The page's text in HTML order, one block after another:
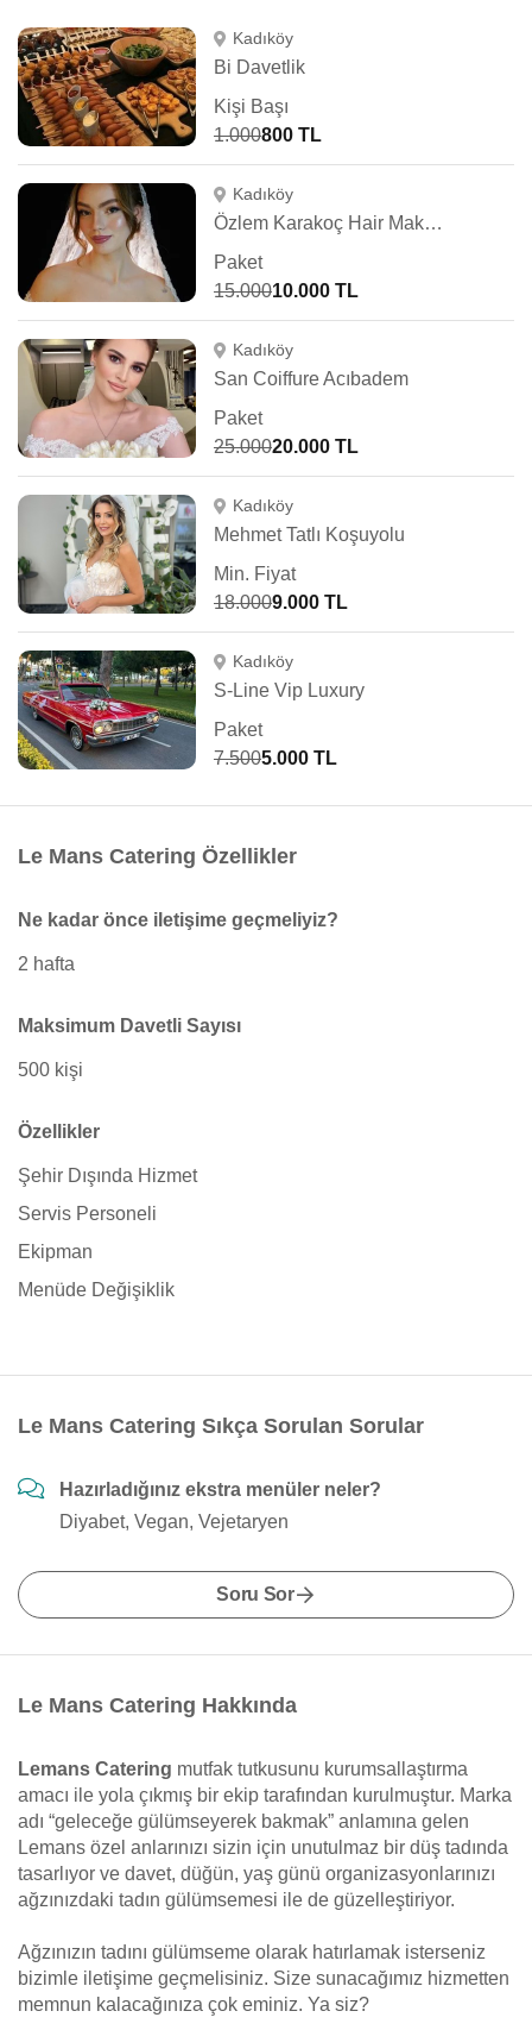
Kadıköy
Bi Davetlik
Kişi Başı
1.000800 TL
Kadıköy
Özlem Karakoç Hair Make Up Artist
Paket
15.00010.000 TL
Kadıköy
San Coiffure Acıbadem
Paket
25.00020.000 TL
Kadıköy
Mehmet Tatlı Koşuyolu
Min. Fiyat
18.0009.000 TL
Kadıköy
S-Line Vip Luxury
Paket
7.5005.000 TL
Le Mans Catering Özellikler
Ne kadar önce iletişime geçmeliyiz?
2 hafta
Maksimum Davetli Sayısı
500 kişi
Özellikler
Şehir Dışında Hizmet
Servis Personeli
Ekipman
Menüde Değişiklik
Le Mans Catering Sıkça Sorulan Sorular
Hazırladığınız ekstra menüler neler?
Diyabet, Vegan, Vejetaryen
Soru Sor
Le Mans Catering Hakkında
Lemans Catering mutfak tutkusunu kurumsallaştırma
amacı ile yola çıkmış bir ekip tarafından kurulmuştur. Marka
adı “geleceğe gülümseyerek bakmak” anlamına gelen
Lemans özel anlarınızı sizin için unutulmaz bir düş tadında
tasarlıyor ve davet, düğün, yaş günü organizasyonlarınızı
ağzınızdaki tadın gülümsemesi ile de güzelleştiriyor.
Ağzınızın tadını gülümseme olarak hatırlamak isterseniz
bizimle iletişime geçmelisiniz. Size sunacağımız hizmetten
memnun kalacağınıza çok eminiz. Ya siz?